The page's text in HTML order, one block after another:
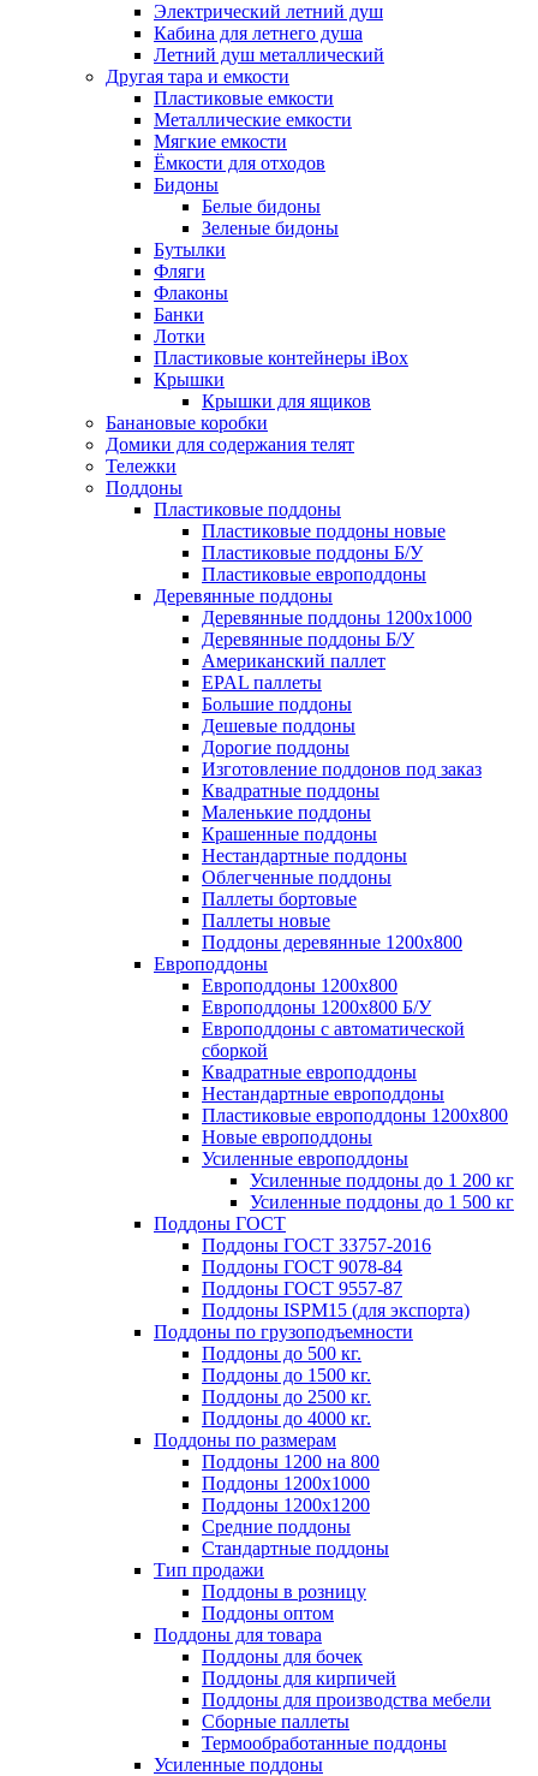
Электрический летний душ
Кабина для летнего душа
Летний душ металлический
Другая тара и емкости
Пластиковые емкости
Металлические емкости
Мягкие емкости
Ёмкости для отходов
Бидоны
Белые бидоны
Зеленые бидоны
Бутылки
Фляги
Флаконы
Банки
Лотки
Пластиковые контейнеры iBox
Крышки
Крышки для ящиков
Банановые коробки
Домики для содержания телят
Тележки
Поддоны
Пластиковые поддоны
Пластиковые поддоны новые
Пластиковые поддоны Б/У
Пластиковые европоддоны
Деревянные поддоны
Деревянные поддоны 1200х1000
Деревянные поддоны Б/У
Американский паллет
EPAL паллеты
Большие поддоны
Дешевые поддоны
Дорогие поддоны
Изготовление поддонов под заказ
Квадратные поддоны
Маленькие поддоны
Крашенные поддоны
Нестандартные поддоны
Облегченные поддоны
Паллеты бортовые
Паллеты новые
Поддоны деревянные 1200х800
Европоддоны
Европоддоны 1200х800
Европоддоны 1200х800 Б/У
Европоддоны с автоматической
сборкой
Квадратные европоддоны
Нестандартные европоддоны
Пластиковые европоддоны 1200х800
Новые европоддоны
Усиленные европоддоны
Усиленные поддоны до 1 200 кг
Усиленные поддоны до 1 500 кг
Поддоны ГОСТ
Поддоны ГОСТ 33757-2016
Поддоны ГОСТ 9078-84
Поддоны ГОСТ 9557-87
Поддоны ISPM15 (для экспорта)
Поддоны по грузоподъемности
Поддоны до 500 кг.
Поддоны до 1500 кг.
Поддоны до 2500 кг.
Поддоны до 4000 кг.
Поддоны по размерам
Поддоны 1200 на 800
Поддоны 1200х1000
Поддоны 1200х1200
Средние поддоны
Стандартные поддоны
Тип продажи
Поддоны в розницу
Поддоны оптом
Поддоны для товара
Поддоны для бочек
Поддоны для кирпичей
Поддоны для производства мебели
Сборные паллеты
Термообработанные поддоны
Усиленные поддоны